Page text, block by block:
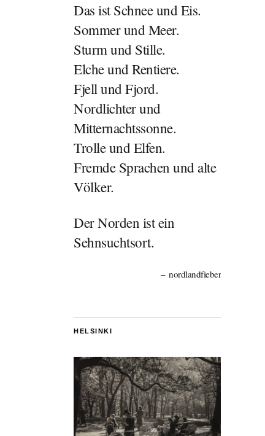
Das ist Schnee und Eis.
Sommer und Meer.
Sturm und Stille.
Elche und Rentiere.
Fjell und Fjord.
Nordlichter und
Mitternachtssonne.
Trolle und Elfen.
Fremde Sprachen und alte
Völker.
Der Norden ist ein
Sehnsuchtsort.
nordlandfieber
HELSINKI